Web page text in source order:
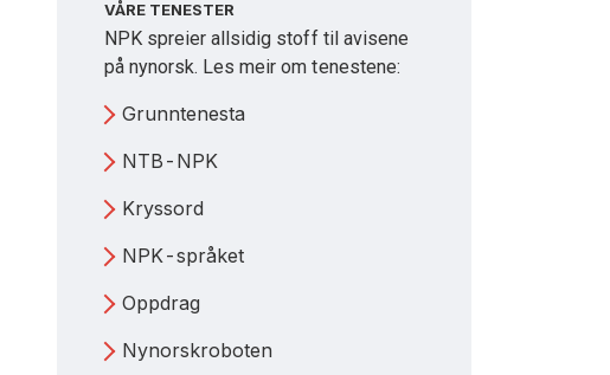
VÅRE TENESTER
NPK spreier allsidig stoff til avisene
på nynorsk. Les meir om tenestene:
Grunntenesta
NTB-NPK
Kryssord
NPK-språket
Oppdrag
Nynorskroboten